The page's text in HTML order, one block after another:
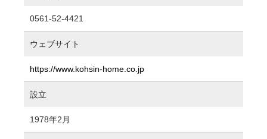
0561-52-4421
ウェブサイト
https://www.kohsin-home.co.jp
設立
1978年2月